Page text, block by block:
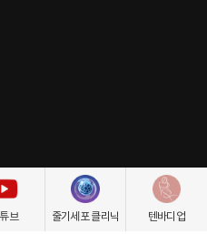
환자권리장전 비급여항목
브 줄기세포 클리닉 텐바디업